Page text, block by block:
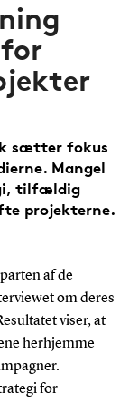
sætter fokus
Mangel
tilfældig
projekterne.
af de
om deres
viser, at
herhjemme
for